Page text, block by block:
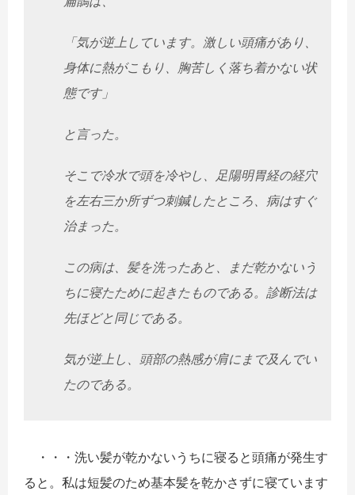
「気が逆上しています。激しい頭痛があり、
身体に熱がこもり、 胸苦しく落ち着かない状
態です」
と言った。
そこで冷水で頭を冷やし、 足陽明胃経の経穴
を左右三か所ずつ刺鍼したところ、 病はすぐ
治まった。
この病は、髪を洗ったあと、
まだ乾かないう
ちに寝たために起きたものである。 診断法は
先ほどと同じである。
気が逆上し、頭部の熱感が肩にまで及んでい
たのである。
・・・洗い髪が乾かないうちに寝ると頭痛が発生す
ると。 私は短髪のため基本髪を乾かさずに寝ています